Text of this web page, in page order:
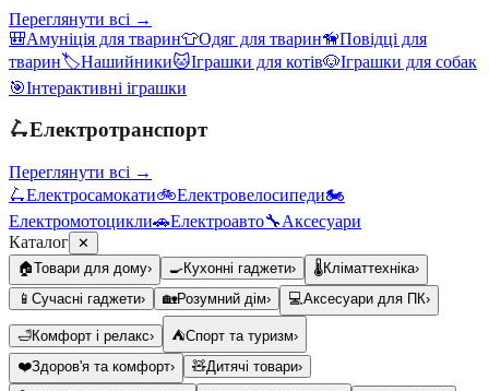
Переглянути всі →
🎒Амуніція для тварин👕Одяг для тварин🦮Повідці для
тварин🏷️Нашийники🐱Іграшки для котів🐶Іграшки для собак
🎯Інтерактивні іграшки
🛴Електротранспорт
Переглянути всі →
🛴Електросамокати🚲Електровелосипеди🏍️
Електромотоцикли🚗Електроавто🔧Аксесуари
Каталог ✕
🏠Товари для дому› 🍳Кухонні гаджети› 🌡️Кліматтехніка›
📱 Сучасні гаджети› 🏡Розумний дім› 💻Аксесуари для ПК›
🛁Комфорт і релакс› ⛺Спорт та туризм›
❤️Здоров'я та комфорт› 🧸Дитячі товари›